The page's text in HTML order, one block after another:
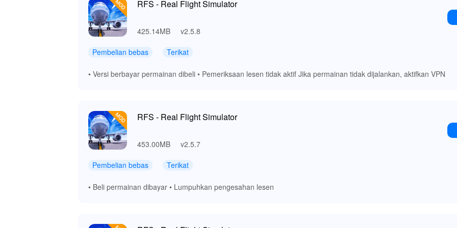
RFS - Real Flight Simulator
425.14MB v2.5.8
Pembelian bebas Terikat
• Versi berbayar permainan dibeli • Pemeriksaan lesen tidak aktif Jika permainan tidak dijalankan, aktifkan VPN
RFS - Real Flight Simulator
453.00MB v2.5.7
Pembelian bebas Terikat
• Beli permainan dibayar • Lumpuhkan pengesahan lesen